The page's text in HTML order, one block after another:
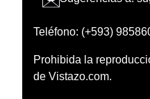
Teléfono: (+593)
Prohibida la
de Vistazo.com.